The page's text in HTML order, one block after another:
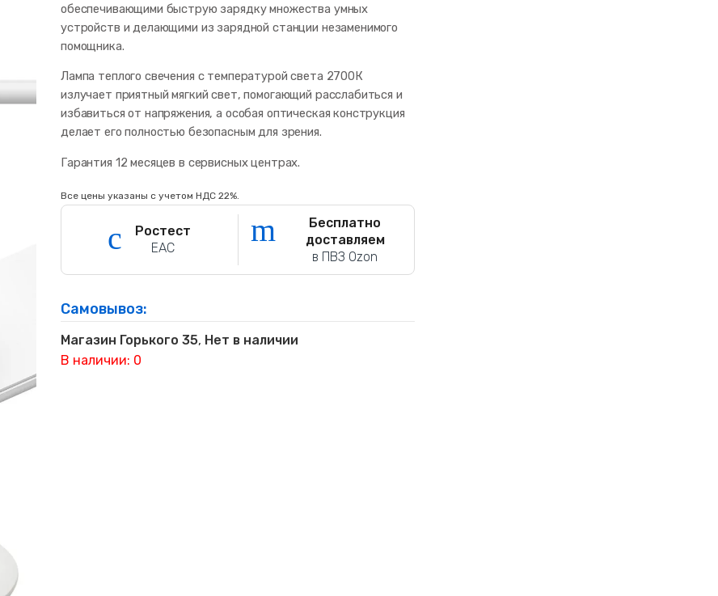
обеспечивающими быструю зарядку множества умных
устройств и делающими из зарядной станции незаменимого
помощника.
Лампа теплого свечения с температурой света 2700К
излучает приятный мягкий свет, помогающий расслабиться и
избавиться от напряжения, а особая оптическая конструкция
делает его полностью безопасным для зрения.
Гарантия 12 месяцев в сервисных центрах.
Все цены указаны с учетом НДС 22%.
Ростест
ЕАС
Бесплатно
доставляем
в ПВЗ Ozon
Самовывоз:
Магазин Горького 35, Нет в наличии
В наличии: 0